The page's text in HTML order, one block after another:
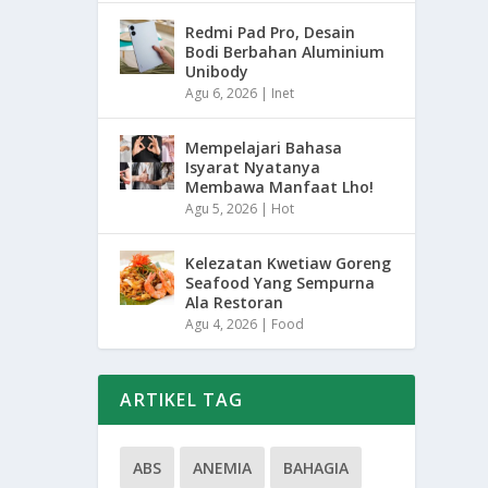
Redmi Pad Pro, Desain
Bodi Berbahan Aluminium
Unibody
Agu 6, 2026 | Inet
Mempelajari Bahasa
Isyarat Nyatanya
Membawa Manfaat Lho!
Agu 5, 2026 | Hot
Kelezatan Kwetiaw Goreng
Seafood Yang Sempurna
Ala Restoran
Agu 4, 2026 | Food
ARTIKEL TAG
ABS ANEMIA BAHAGIA